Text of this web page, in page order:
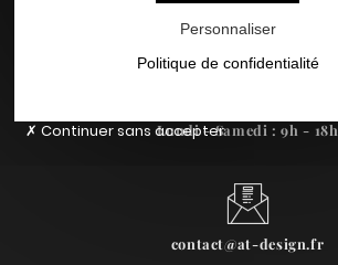
Lundi - Samedi : 9h - 18h
contact@at-design.fr
Personnaliser
Politique de confidentialité
Continuer sans accepter